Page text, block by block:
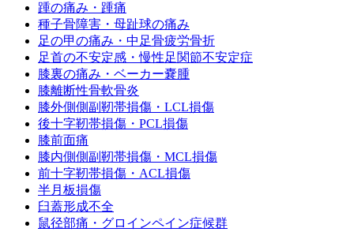
踵の痛み・踵痛
種子骨障害・母趾球の痛み
足の甲の痛み・中足骨疲労骨折
足首の不安定感・慢性足関節不安定症
膝裏の痛み・ベーカー嚢腫
膝離断性骨軟骨炎
膝外側側副靭帯損傷・LCL損傷
後十字靭帯損傷・PCL損傷
膝前面痛
膝内側側副靭帯損傷・MCL損傷
前十字靭帯損傷・ACL損傷
半月板損傷
臼蓋形成不全
鼠径部痛・グロインペイン症候群